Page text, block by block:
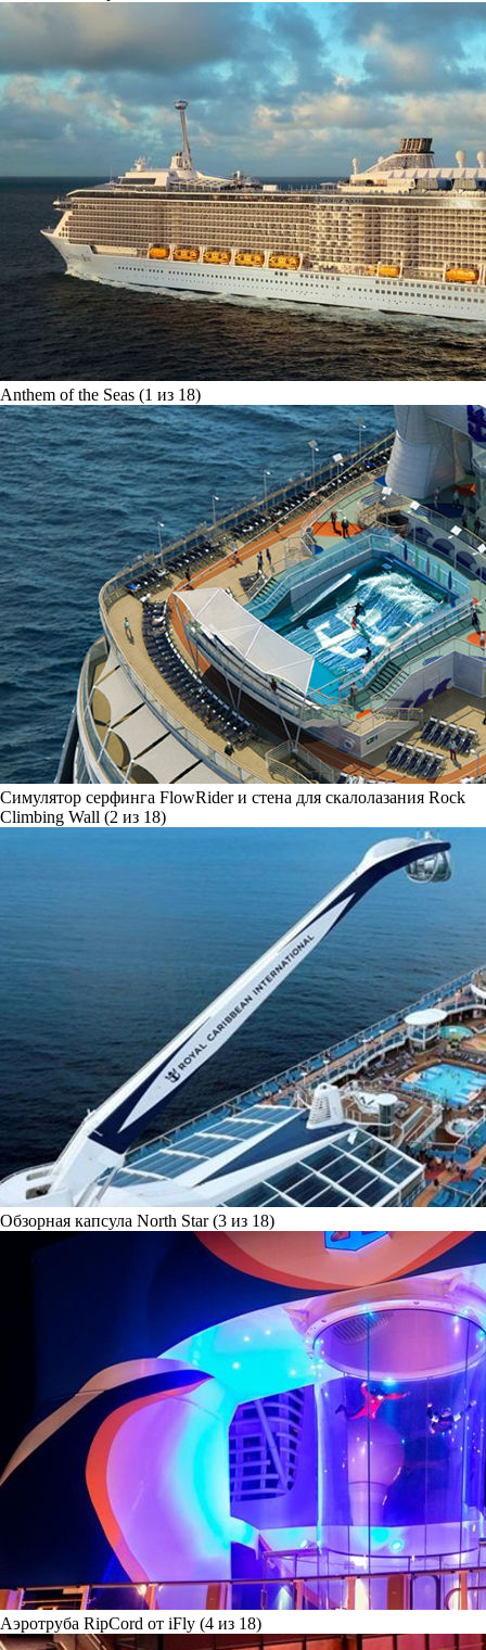
Anthem of the Seas (1 из 18)
Симулятор серфинга FlowRider и стена для скалолазания Rock
Climbing Wall (2 из 18)
Обзорная капсула North Star (3 из 18)
Аэротруба RipCord от iFly (4 из 18)